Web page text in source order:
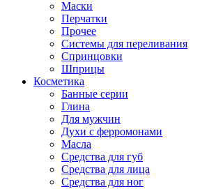
Маски
Перчатки
Прочее
Системы для переливания
Спринцовки
Шприцы
Косметика
Банные серии
Глина
Для мужчин
Духи с ферромонами
Масла
Средства для губ
Средства для лица
Средства для ног